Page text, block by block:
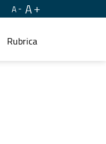
A A
Rubrica